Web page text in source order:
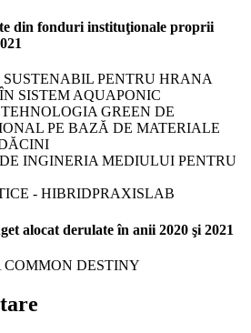
din fonduri instituţionale proprii
PENTRU HRANA
SISTEM AQUAPONIC
GREEN DE
PE BAZĂ DE MATERIALE
INGINERIA MEDIULUI PENTRU
- HIBRIDPRAXISLAB
alocat derulate în anii 2020 şi 2021
COMMON DESTINY